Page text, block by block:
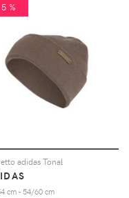
adidas Tonal
cm - 54/60 cm